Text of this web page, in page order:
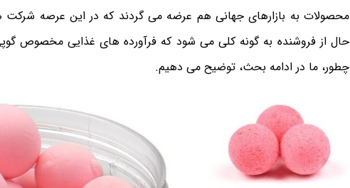
محصولات به بازارهای جهانی هم عرضه می گردند که در این عرصه
حال از فروشنده به گونه کلی می شود که فرآورده های غذایی مخصوص
چطور، ما در ادامه بحث، توضیح می دهیم.